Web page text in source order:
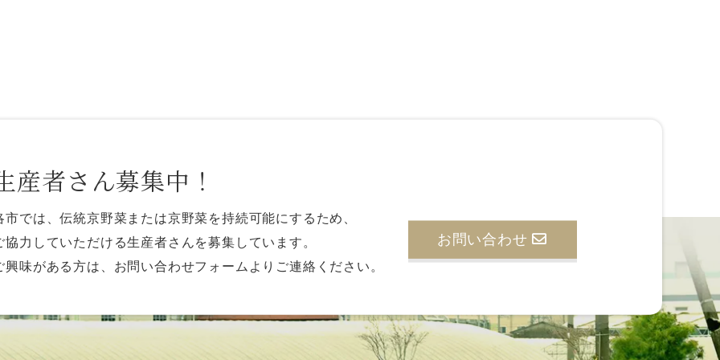
産者さん募集中！
市では、伝統京野菜または京野菜を持続可能にするため、
協力していただける生産者さんを募集しています。
興味がある方は、お問い合わせフォームよりご連絡ください。
お問い合わせ